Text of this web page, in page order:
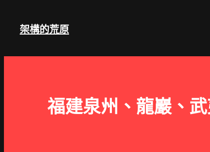
架構的荒原
福建泉州、龍巖、